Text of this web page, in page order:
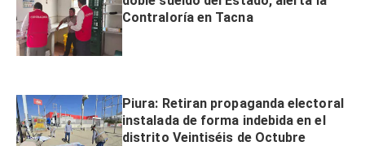
Contraloría en Tacna
Piura: Retiran propaganda electoral
instalada de forma indebida en el
distrito Veintiséis de Octubre